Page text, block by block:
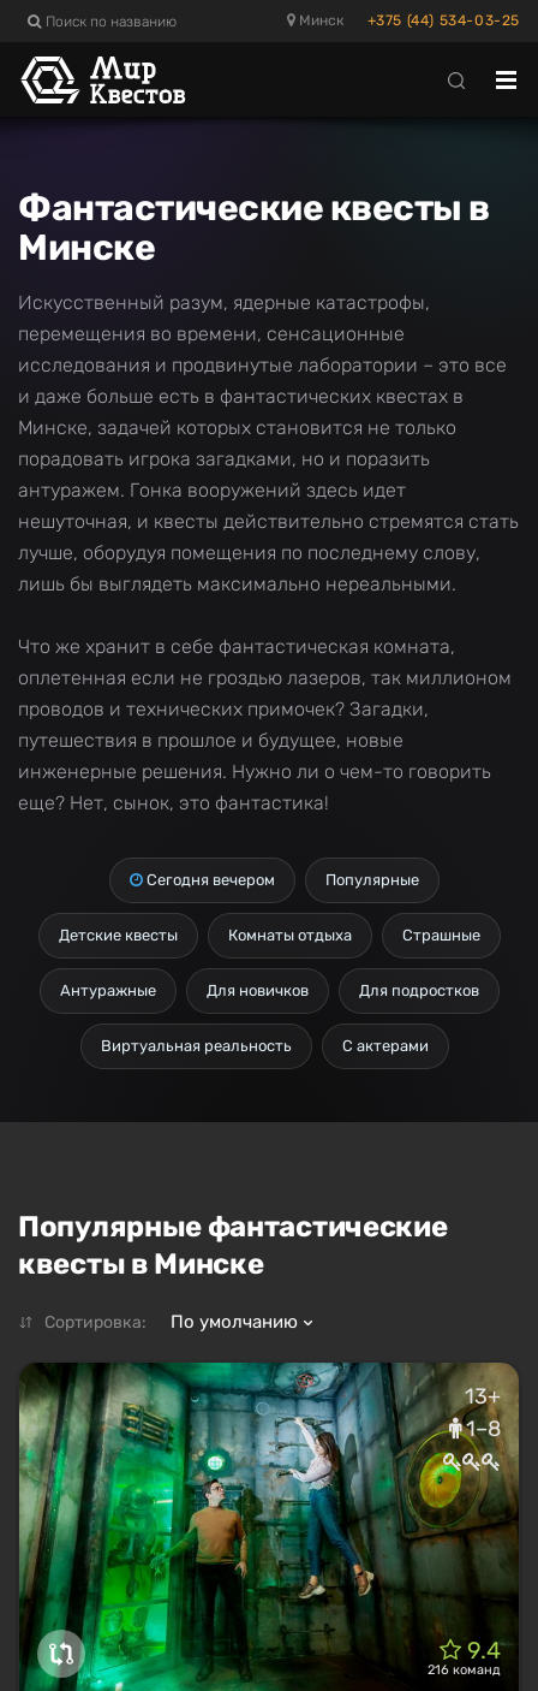
Минск
Поиск по названию +375 (44) 534-03-25
Фантастические квесты в
Минске
Искусственный разум, ядерные катастрофы,
перемещения во времени, сенсационные
исследования и продвинутые лаборатории – это все
и даже больше есть в фантастических квестах в
Минске, задачей которых становится не только
порадовать игрока загадками, но и поразить
антуражем. Гонка вооружений здесь идет
нешуточная, и квесты действительно стремятся стать
лучше, оборудуя помещения по последнему слову,
лишь бы выглядеть максимально нереальными.
Что же хранит в себе фантастическая комната,
оплетенная если не гроздью лазеров, так миллионом
проводов и технических примочек? Загадки,
путешествия в прошлое и будущее, новые
инженерные решения. Нужно ли о чем-то говорить
еще? Нет, сынок, это фантастика!
Сегодня вечером Популярные
Детские квесты Комнаты отдыха Страшные
Антуражные Для новичков Для подростков
Виртуальная реальность С актерами
Популярные фантастические
квесты в Минске
Сортировка: По умолчанию
13+
1–8
9.4
216 команд